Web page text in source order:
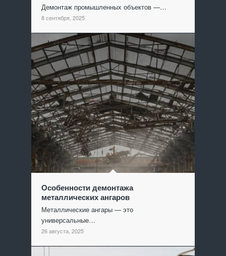
Демонтаж промышленных объектов —…
8 сентября, 2025
Особенности демонтажа
металлических ангаров
Металлические ангары — это
универсальные…
26 августа, 2025